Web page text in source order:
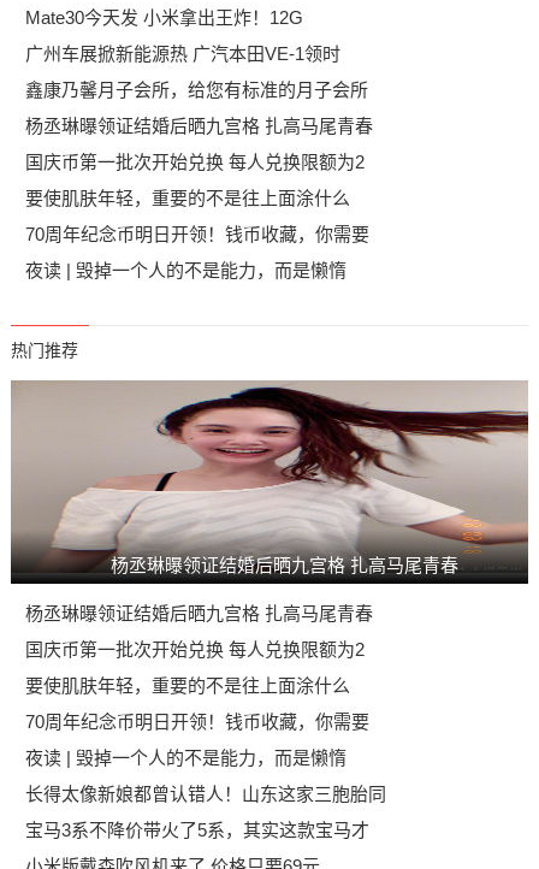
Mate30今天发 小米拿出王炸！12G
广州车展掀新能源热 广汽本田VE-1领时
鑫康乃馨月子会所，给您有标准的月子会所
杨丞琳曝领证结婚后晒九宫格 扎高马尾青春
国庆币第一批次开始兑换 每人兑换限额为2
要使肌肤年轻，重要的不是往上面涂什么
70周年纪念币明日开领！钱币收藏，你需要
夜读 | 毁掉一个人的不是能力，而是懒惰
热门推荐
杨丞琳曝领证结婚后晒九宫格 扎高马尾青春
杨丞琳曝领证结婚后晒九宫格 扎高马尾青春
国庆币第一批次开始兑换 每人兑换限额为2
要使肌肤年轻，重要的不是往上面涂什么
70周年纪念币明日开领！钱币收藏，你需要
夜读 | 毁掉一个人的不是能力，而是懒惰
长得太像新娘都曾认错人！山东这家三胞胎同
宝马3系不降价带火了5系，其实这款宝马才